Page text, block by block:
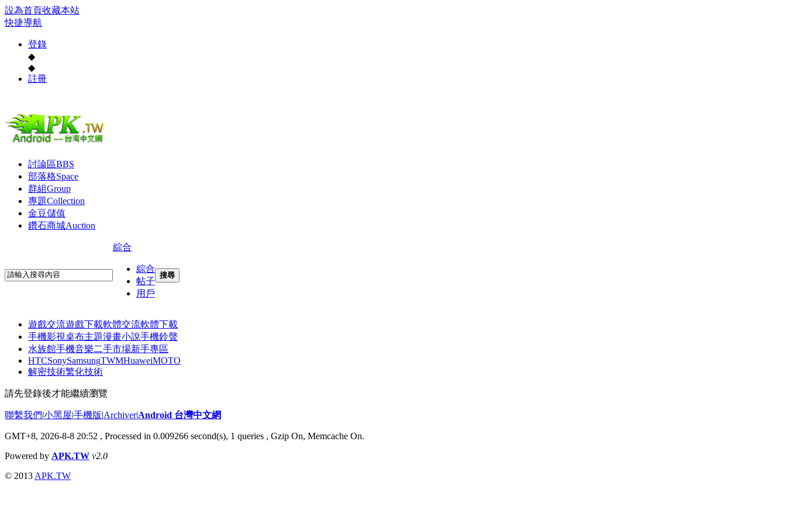
設為首頁收藏本站
快捷導航
登錄
◆
◆
註冊
討論區BBS
部落格Space
群組Group
專題Collection
金豆儲值
鑽石商城Auction
綜合
綜合
帖子
用戶
搜尋
遊戲交流遊戲下載軟體交流軟體下載
手機影視桌布主題漫畫小說手機鈴聲
水族館手機音樂二手市場新手專區
HTCSonySamsungTWMHuaweiMOTO
解密技術繁化技術
請先登錄後才能繼續瀏覽
聯繫我們|小黑屋|手機版|Archiver|Android 台灣中文網
GMT+8, 2026-8-8 20:52 , Processed in 0.009266 second(s), 1 queries , Gzip On, Memcache On.
Powered by APK.TW v2.0
© 2013 APK.TW